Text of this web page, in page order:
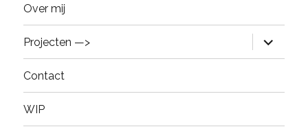
Over mij
Projecten —>
expand
child
menu
Contact
WIP